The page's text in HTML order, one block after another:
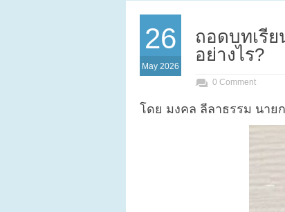
26
May 2026
ถอดบทเรี
อย่างไร?
0 Comment
โดย มงคล ลีลาธรรม นาย